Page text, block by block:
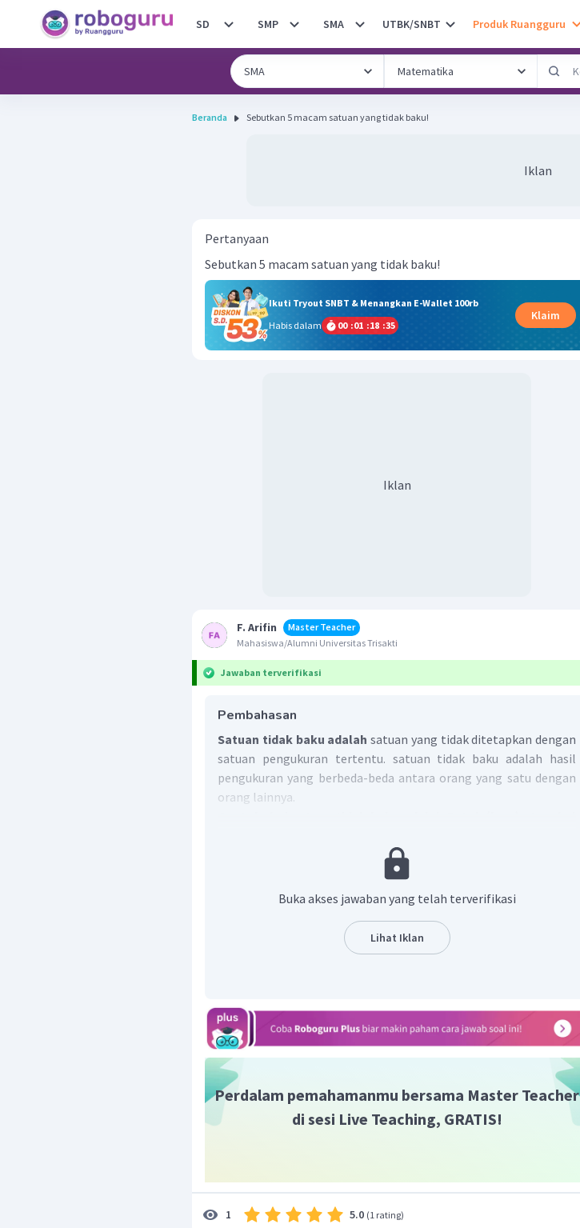
SD SMP SMA UTBK/SNBT Produk Ruangguru
Beranda Sebutkan 5 macam satuan yang tidak baku!
Iklan
Pertanyaan
Sebutkan 5 macam satuan yang tidak baku!
Ikuti Tryout SNBT & Menangkan E-Wallet 100rb
Habis dalam
00 :01 :18 :35
Klaim
Iklan
F. Arifin
Master Teacher
Mahasiswa/Alumni Universitas Trisakti
Jawaban terverifikasi
Pembahasan
Satuan tidak baku adalah satuan yang tidak ditetapkan dengan
satuan pengukuran tertentu. satuan tidak baku adalah hasil
pengukuran yang berbeda-beda antara orang yang satu dengan
orang lainnya.
Botol (volume), Tempurung kelapa (massa).
Buka akses jawaban yang telah terverifikasi
Lihat Iklan
Perdalam pemahamanmu bersama Master Teacher
di sesi Live Teaching, GRATIS!
1 5.0 (1 rating)